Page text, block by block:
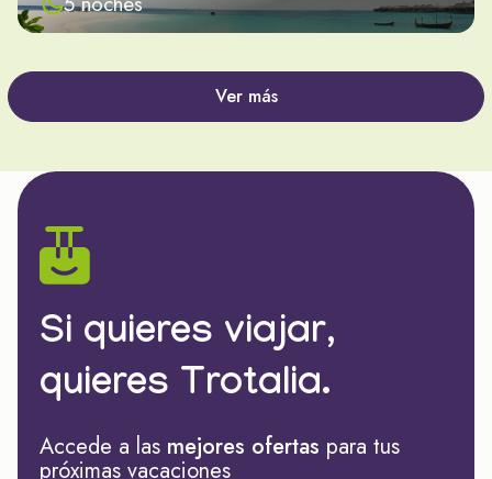
Ver más
Si quieres viajar,
quieres Trotalia.
Accede a las mejores ofertas para tus
próximas vacaciones